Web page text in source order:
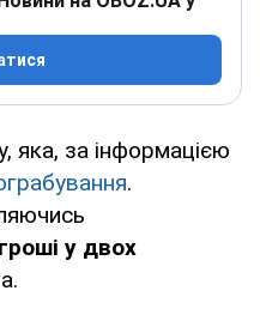
яка, за інформацією
.
у двох